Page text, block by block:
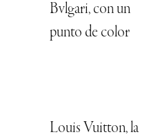
Bvlgari, con un
punto de color
Louis Vuitton, la